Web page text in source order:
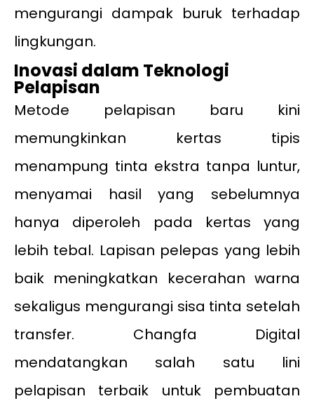
mengurangi dampak buruk terhadap
lingkungan.
Inovasi dalam Teknologi
Pelapisan
Metode pelapisan baru kini
memungkinkan kertas tipis
menampung tinta ekstra tanpa luntur,
menyamai hasil yang sebelumnya
hanya diperoleh pada kertas yang
lebih tebal. Lapisan pelepas yang lebih
baik meningkatkan kecerahan warna
sekaligus mengurangi sisa tinta setelah
transfer. Changfa Digital
mendatangkan salah satu lini
pelapisan terbaik untuk pembuatan